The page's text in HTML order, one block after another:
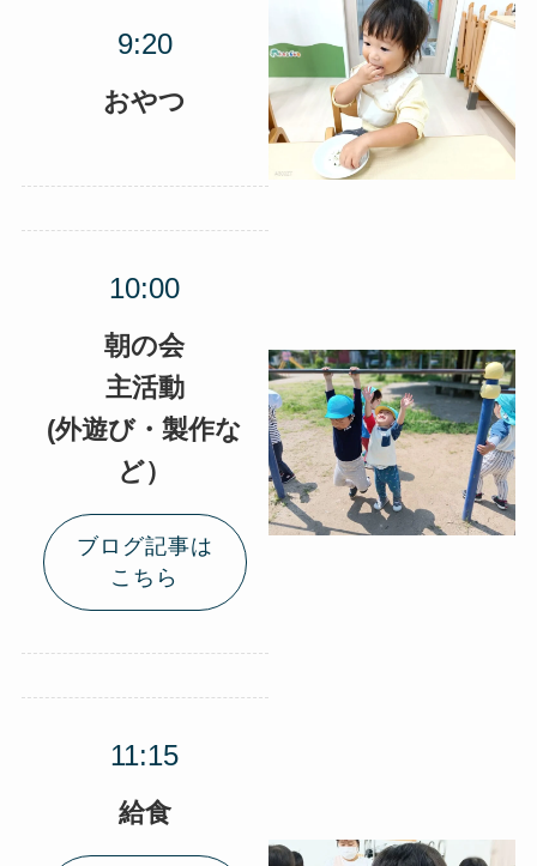
おやつ
朝の会
主活動
(外遊び・製作な
ど）
ブログ記事は
こちら
給食